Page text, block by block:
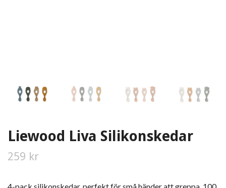
Liewood Liva Silikonskedar
259 kr